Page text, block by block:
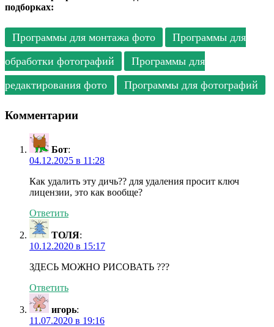
подборках:
Программы для монтажа фото
Программы для
обработки фотографий
Программы для
редактирования фото
Программы для фотографий
Комментарии
Бот:
04.12.2025 в 11:28
Как удалить эту дичь?? для удаления просит ключ
лицензии, это как вообще?
Ответить
ТОЛЯ:
10.12.2020 в 15:17
ЗДЕСЬ МОЖНО РИСОВАТЬ ???
Ответить
игорь:
11.07.2020 в 19:16